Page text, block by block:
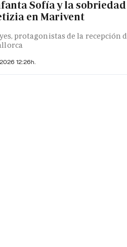
Sofía y la sobriedad
en Marivent
protagonistas de la recepción
12:26h.